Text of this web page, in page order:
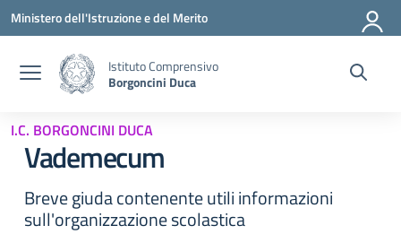
Vai ai contenuti
Vai al menu di navigazione
Vai al footer
Ministero dell'Istruzione e del Merito
Istituto Comprensivo
Borgoncini Duca
I.C. BORGONCINI DUCA
Vademecum
Breve giuda contenente utili informazioni
sull'organizzazione scolastica